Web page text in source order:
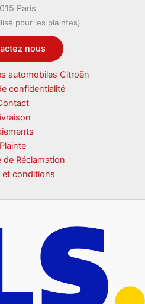
Paris
pour les plaintes)
nous
automobiles Citroën
confidentialité
Plainte
de Réclamation
et conditions